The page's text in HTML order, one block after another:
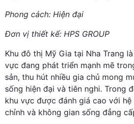
Phong cách: Hiện đại
Đơn vị thiết kế: HPS GROUP
Khu đô thị Mỹ Gia tại Nha Trang
vực đang phát triển mạnh mẽ
sản, thu hút nhiều gia chủ mong
sống hiện đại và tiên nghi. Trong
khu vực được đánh giá cao với
chỉnh và không gian sống đẳng